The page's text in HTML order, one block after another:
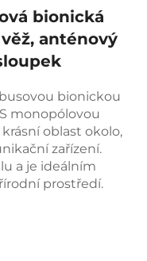
bionická
anténový
bionickou
monopólovou
oblast okolo,
zařízení.
a je ideálním
prostředí.